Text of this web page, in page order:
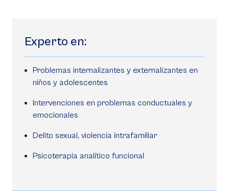
Experto en:
Problemas internalizantes y externalizantes en
niños y adolescentes
Intervenciones en problemas conductuales y
emocionales
Delito sexual, violencia intrafamiliar
Psicoterapia analítico funcional